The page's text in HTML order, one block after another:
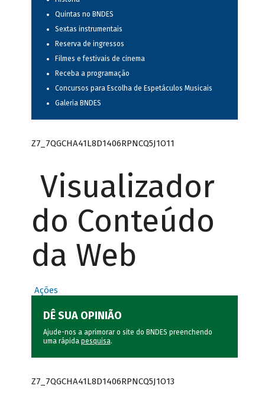
Quintas no BNDES
Sextas instrumentais
Reserva de ingressos
Filmes e festivais de cinema
Receba a programação
Concursos para Escolha de Espetáculos Musicais
Galeria BNDES
Z7_7QGCHA41L8D1406RPNCQ5J1O11
Visualizador
do Conteúdo
da Web
Ações
DÊ SUA OPINIÃO
Ajude-nos a aprimorar o site do BNDES preenchendo
uma rápida pesquisa.
Z7_7QGCHA41L8D1406RPNCQ5J1O13